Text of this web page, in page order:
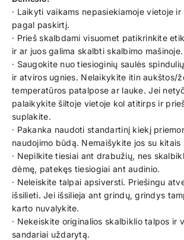
· Laikyti vaikams nepasiekiamoje vietoje
pagal paskirtį.
· Prieš skalbdami visuomet patikrinkite
ir ar juos galima skalbti skalbimo mašinoje.
· Saugokite nuo tiesioginių saulės
ir atviros ugnies. Nelaikykite itin aukštos/
temperatūros patalpose ar lauke. Jei
palaikykite šiltoje vietoje kol atitirps ir
suplakite.
· Pakanka naudoti standartinį kiekį
naudojimo būdą. Nemaišykite jos su
· Nepilkite tiesiai ant drabužių, nes
dėmę, patekęs tiesiogiai ant audinio.
· Neleiskite talpai apsiversti. Priešingu
išsilieti. Jei išsilieja ant grindų, grindys
karto nuvalykite.
· Nekeiskite originalios skalbiklio talpos ir
sandariai uždarytą.